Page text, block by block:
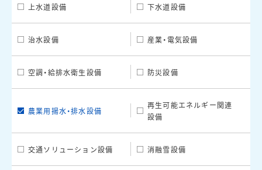
上水道設備 下水道設備
治水設備 産業・電気設備
空調・給排水衛生設備 防災設備
農業用揚水・排水設備
再生可能エネルギー関連
設備
交通ソリューション設備 消融雪設備